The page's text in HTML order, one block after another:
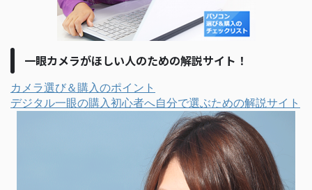
一眼カメラがほしい人のための解説サイト！
カメラ選び＆購入のポイント
デジタル一眼の購入初心者へ自分で選ぶための解説サイト